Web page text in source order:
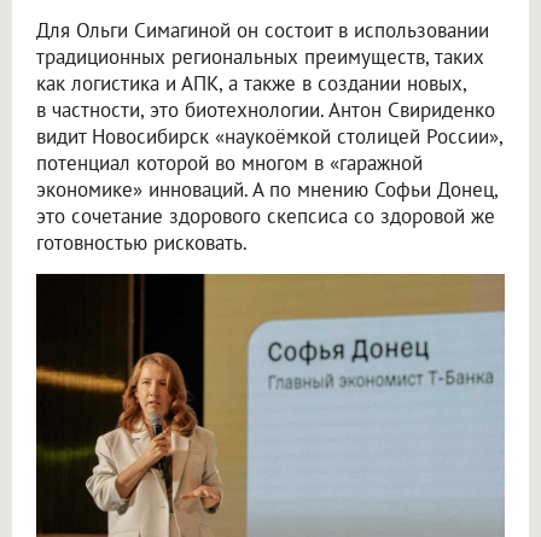
Для Ольги Симагиной он состоит в использовании
традиционных региональных преимуществ, таких
как логистика и АПК, а также в создании новых,
в частности, это биотехнологии. Антон Свириденко
видит Новосибирск «наукоёмкой столицей России»,
потенциал которой во многом в «гаражной
экономике» инноваций. А по мнению Софьи Донец,
это сочетание здорового скепсиса со здоровой же
готовностью рисковать.